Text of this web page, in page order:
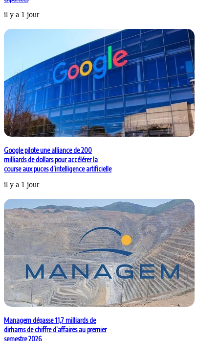
il y a 1 jour
Google pilote une alliance de 200
milliards de dollars pour accélérer la
course aux puces d’intelligence artificielle
il y a 1 jour
Managem dépasse 11,7 milliards de
dirhams de chiffre d’affaires au premier
semestre 2026